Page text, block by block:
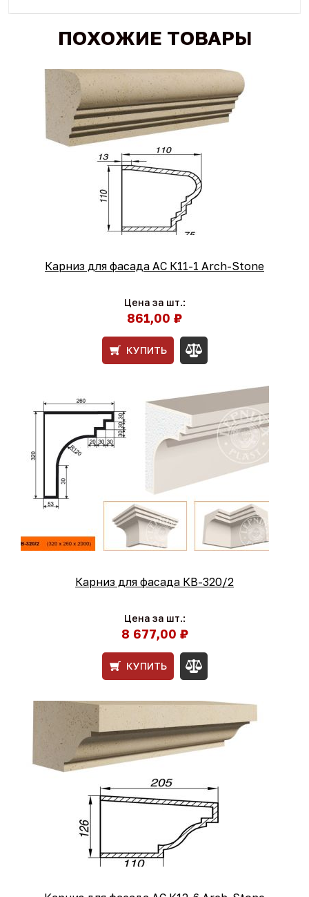
ПОХОЖИЕ ТОВАРЫ
Карниз для фасада АС К11-1 Arch-Stone
Цена за шт.:
861,00 ₽
КУПИТЬ
Карниз для фасада КВ-320/2
Цена за шт.:
8 677,00 ₽
КУПИТЬ